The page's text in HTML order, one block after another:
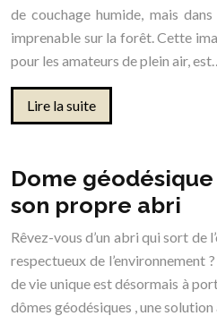
de couchage humide, mais
imprenable sur la forêt. Cette
pour les amateurs de plein air,
Lire la suite
Dome
son propre abri
Rêvez-vous d’un abri qui sort de
respectueux de l’environnement
de vie unique est désormais à
dômes géodésiques , une